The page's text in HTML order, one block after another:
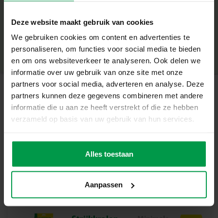
Deze website maakt gebruik van cookies
We gebruiken cookies om content en advertenties te
personaliseren, om functies voor social media te bieden
en om ons websiteverkeer te analyseren. Ook delen we
informatie over uw gebruik van onze site met onze
partners voor social media, adverteren en analyse. Deze
partners kunnen deze gegevens combineren met andere
informatie die u aan ze heeft verstrekt of die ze hebben
verzameld op basis van uw gebruik van hun services.
Alles toestaan
Aanpassen
Inclusief zeskantig legbord, 2100 strijkkralen en
strijkpapier
PVC-vrije kralen voor een veilige speelervaring
Heldere kleuren voor realistische en vrolijke ontwerpen
Geschikt voor kinderen vanaf 5 jaar
Stimuleert creativiteit, fantasie en fijne motoriek
Laat je verbeelding stralen
Met deze set bouwen kinderen hun eigen winterse
worden. Van schattige pinguïns tot stoere ijsberen: de
mogelijkheden zijn eindeloos en zorgen voor uren speel-
Inhoud van de set
Productnummer|
06203
Deel dit product
Gerelateerde producten
Mix strijkkralen
3000 glitter
Minimale